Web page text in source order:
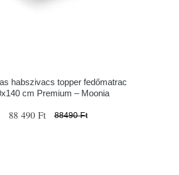
habszivacs topper fedőmatrac
cm Premium – Moonia
88 490 Ft 88490 Ft